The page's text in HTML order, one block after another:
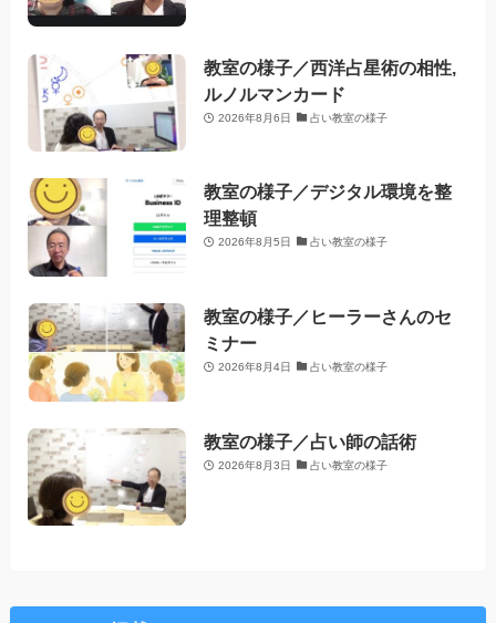
教室の様子／西洋占星術の相性,
ルノルマンカード
2026年8月6日 占い教室の様子
教室の様子／デジタル環境を整
理整頓
2026年8月5日 占い教室の様子
教室の様子／ヒーラーさんのセ
ミナー
2026年8月4日 占い教室の様子
教室の様子／占い師の話術
2026年8月3日 占い教室の様子